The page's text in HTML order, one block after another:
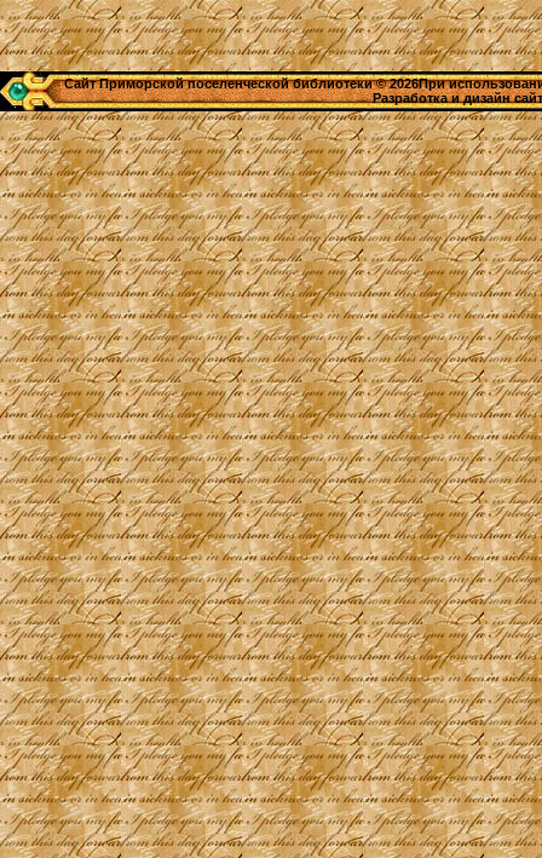
Сайт Приморской поселенческой библиотеки © 2026При
Разработка и дизайн